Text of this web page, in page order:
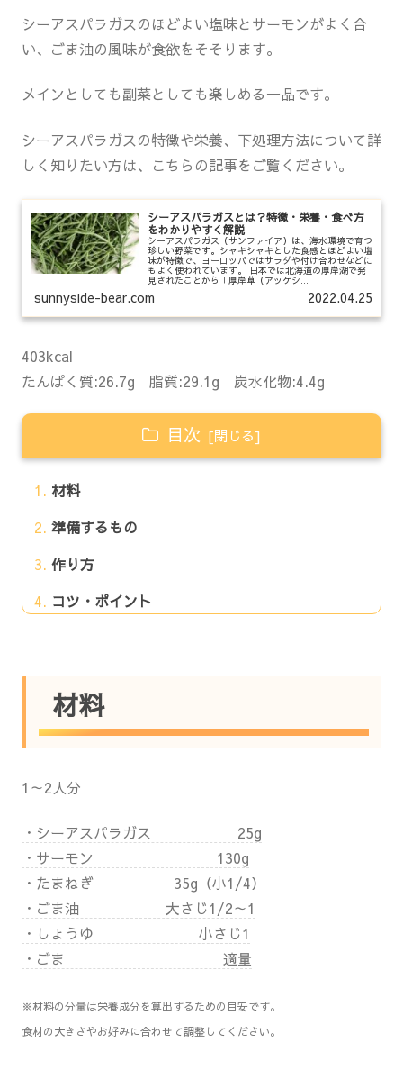
シーアスパラガスのほどよい塩味とサーモンがよく合
い、ごま油の風味が食欲をそそります。
メインとしても副菜としても楽しめる一品です。
シーアスパラガスの特徴や栄養、下処理方法について詳
しく知りたい方は、こちらの記事をご覧ください。
シーアスパラガスとは？特徴・栄養・食べ方
をわかりやすく解説
シーアスパラガス（サンファイア）は、海水環境で育つ
珍しい野菜です。シャキシャキとした食感とほどよい塩
味が特徴で、ヨーロッパではサラダや付け合わせなどに
もよく使われています。 日本では北海道の厚岸湖で発
見されたことから「厚岸草（アッケシ...
sunnyside-bear.com 2022.04.25
403kcal
たんぱく質:26.7g 脂質:29.1g 炭水化物:4.4g
目次
材料
準備するもの
作り方
コツ・ポイント
材料
1～2人分
・シーアスパラガス 25g
・サーモン 130g
・たまねぎ 35g（小1/4）
・ごま油 大さじ1/2～1
・しょうゆ 小さじ1
・ごま 適量
※材料の分量は栄養成分を算出するための目安です。
食材の大きさやお好みに合わせて調整してください。